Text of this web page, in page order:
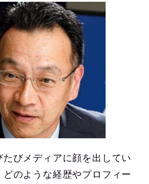
びメディアに顔を出してい
のような経歴やプロフィー